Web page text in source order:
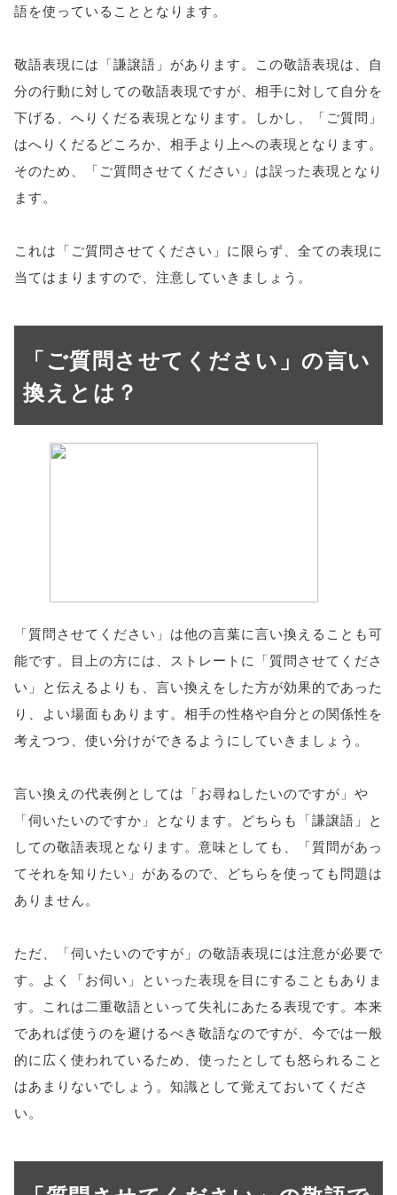
語を使っていることとなります。
敬語表現には「謙譲語」があります。この敬語表現は、自
分の行動に対しての敬語表現ですが、相手に対して自分を
下げる、へりくだる表現となります。しかし、「ご質問」
はへりくだるどころか、相手より上への表現となります。
そのため、「ご質問させてください」は誤った表現となり
ます。
これは「ご質問させてください」に限らず、全ての表現に
当てはまりますので、注意していきましょう。
「ご質問させてください」の言い
換えとは？
「質問させてください」は他の言葉に言い換えることも可
能です。目上の方には、ストレートに「質問させてくださ
い」と伝えるよりも、言い換えをした方が効果的であった
り、よい場面もあります。相手の性格や自分との関係性を
考えつつ、使い分けができるようにしていきましょう。
言い換えの代表例としては「お尋ねしたいのですが」や
「伺いたいのですか」となります。どちらも「謙譲語」と
しての敬語表現となります。意味としても、「質問があっ
てそれを知りたい」があるので、どちらを使っても問題は
ありません。
ただ、「伺いたいのですが」の敬語表現には注意が必要で
す。よく「お伺い」といった表現を目にすることもありま
す。これは二重敬語といって失礼にあたる表現です。本来
であれば使うのを避けるべき敬語なのですが、今では一般
的に広く使われているため、使ったとしても怒られること
はあまりないでしょう。知識として覚えておいてくださ
い。